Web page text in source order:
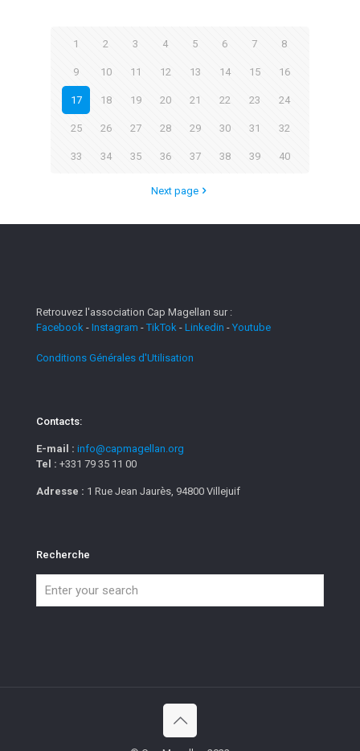
1 2 3 4 5 6 7 8
9 10 11 12 13 14 15 16
17 18 19 20 21 22 23 24
25 26 27 28 29 30 31 32
33 34 35 36 37 38 39 40
Next page
Retrouvez l'association Cap Magellan sur :
Facebook - Instagram -TikTok - Linkedin - Youtube
Conditions Générales d'Utilisation
Contacts:
E-mail : info@capmagellan.org
Tel : +331 79 35 11 00
Adresse : 1 Rue Jean Jaurès, 94800 Villejuif
Recherche